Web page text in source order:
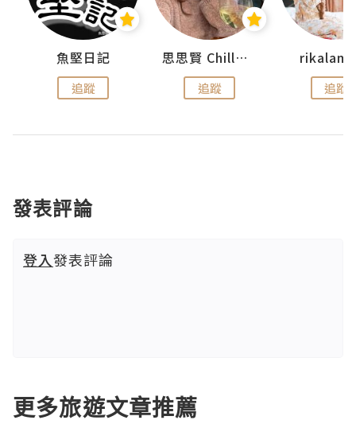
魚堅日記
追蹤
思思賢 ChillMyBabe
追蹤 追蹤
發表評論
登入發表評論
更多旅遊文章推薦